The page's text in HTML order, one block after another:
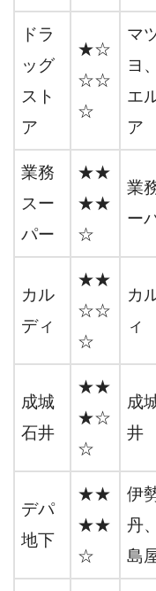
ドラ
ッグ
スト
ア
★☆
☆☆
☆
マ
ヨ
エ
ア
業務
スー
パー
★★
★★
☆
業
ー
カル
ディ
★★
☆☆
☆
カ
ィ
成城
石井
★★
★☆
☆
成
井
デパ
地下
★★
★★
☆
伊
丹
島